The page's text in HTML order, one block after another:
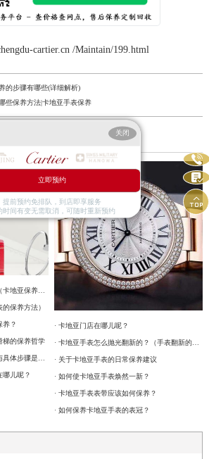
cartier.cn /Maintain/199.html
的步骤有哪些(详细解析)
些保养方法|卡地亚手表保养
· 卡地亚售后维修服务中心地址（卡地亚保养费用及周期)
保养方法）
养？
梯的保养哲学
哪儿呢？
· 卡地亚门店在哪儿呢？
· 关于卡地亚手表的日常保养建议
· 如何使卡地亚手表焕然一新？
· 卡地亚手表表带应该如何保养？
· 如何保养卡地亚手表的表冠？



关闭
立即预约
提前预约免排队，到店即享服务
时间有变无需取消，可随时重新预约